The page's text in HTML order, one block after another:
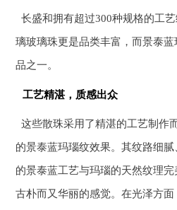
长盛和拥有超过300种规格的工
璃玻璃珠更是品类丰富，而景泰
品之一。
工艺精湛，质感出众
这些散珠采用了精湛的工艺制作
的景泰蓝玛瑙纹效果。其纹路细
的景泰蓝工艺与玛瑙的天然纹理
古朴而又华丽的感觉。在光泽方